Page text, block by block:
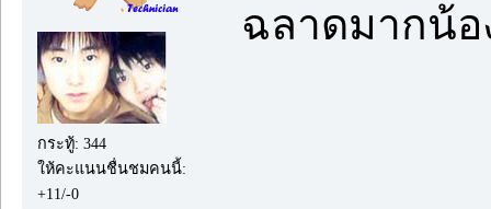
กระทู้: 344
ให้คะแนนชื่นชมคนนี้:
+11/-0
ฉลาดมากน้